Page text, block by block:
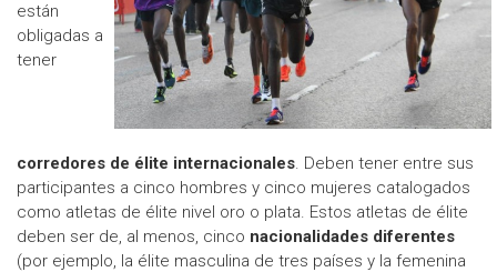
están
obligadas a
tener
corredores de élite internacionales. Deben tener entre sus
participantes a cinco hombres y cinco mujeres catalogados
como atletas de élite nivel oro o plata. Estos atletas de élite
deben ser de, al menos, cinco nacionalidades diferentes
(por ejemplo, la élite masculina de tres países y la femenina